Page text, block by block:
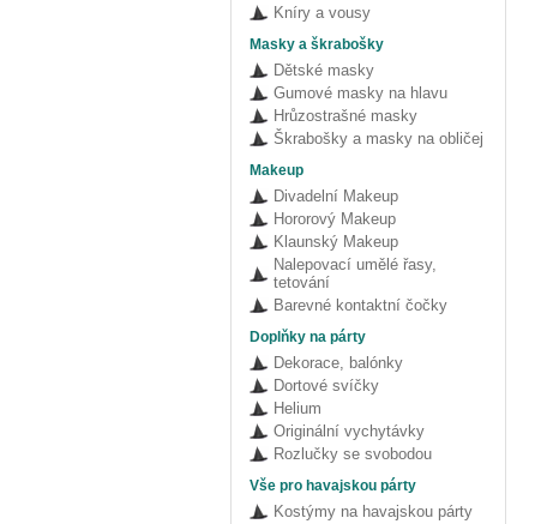
Kníry a vousy
Masky a škrabošky
Dětské masky
Gumové masky na hlavu
Hrůzostrašné masky
Škrabošky a masky na obličej
Makeup
Divadelní Makeup
Hororový Makeup
Klaunský Makeup
Nalepovací umělé řasy,
tetování
Barevné kontaktní čočky
Doplňky na párty
Dekorace, balónky
Dortové svíčky
Helium
Originální vychytávky
Rozlučky se svobodou
Vše pro havajskou párty
Kostýmy na havajskou párty